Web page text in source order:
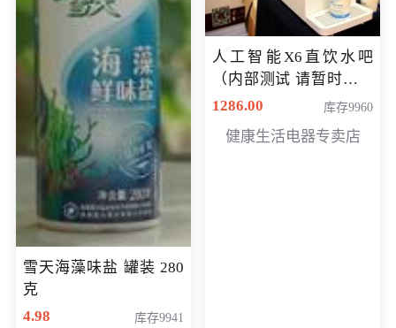
雪天海藻味盐 罐装 280
克
4.98
库存9941
人工智能X6直饮水吧
（内部测试 请暂时不要
购买）
1286.00 库存9960
健康生活电器专卖店